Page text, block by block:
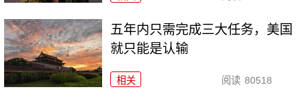
五年内只需完成三大任务，美国
就只能是认输
相关 阅读 80518